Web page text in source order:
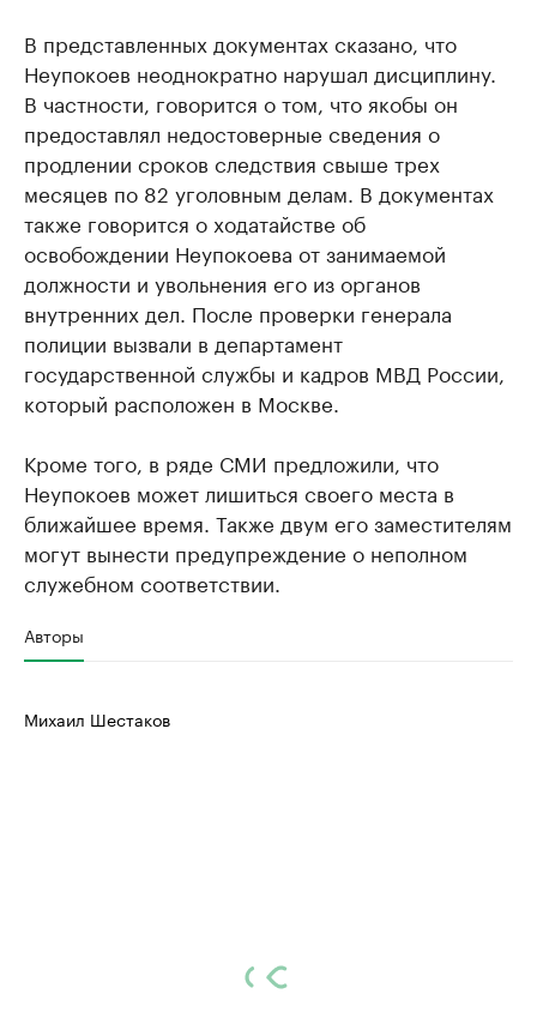
В представленных документах сказано, что
Неупокоев неоднократно нарушал дисциплину.
В частности, говорится о том, что якобы он
предоставлял недостоверные сведения о
продлении сроков следствия свыше трех
месяцев по 82 уголовным делам. В документах
также говорится о ходатайстве об
освобождении Неупокоева от занимаемой
должности и увольнения его из органов
внутренних дел. После проверки генерала
полиции вызвали в департамент
государственной службы и кадров МВД России,
который расположен в Москве.
Кроме того, в ряде СМИ предложили, что
Неупокоев может лишиться своего места в
ближайшее время. Также двум его заместителям
могут вынести предупреждение о неполном
служебном соответствии.
Авторы
Михаил Шестаков